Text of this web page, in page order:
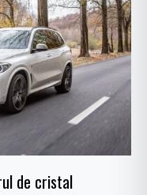
de cristal